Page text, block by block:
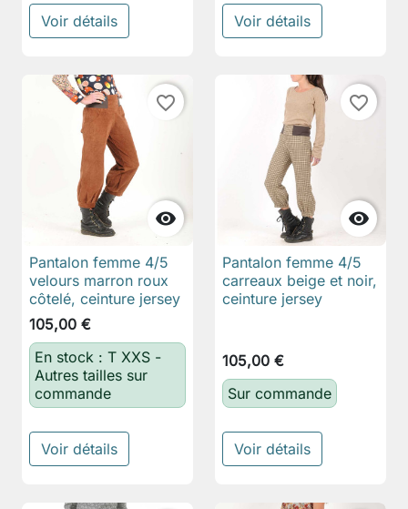
Voir détails Voir détails

favorite_border
Pantalon femme 4/5
velours marron roux
côtelé, ceinture jersey
105,00 €
En stock : T XXS -
Autres tailles sur
commande
Voir détails

favorite_border
Pantalon femme 4/5
carreaux beige et noir,
ceinture jersey
105,00 €
Sur commande
Voir détails